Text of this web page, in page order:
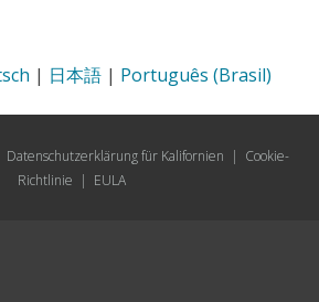
| 日本語 | Português (Brasil)
Datenschutzerklärung für Kalifornien | Cookie-
Richtlinie | EULA